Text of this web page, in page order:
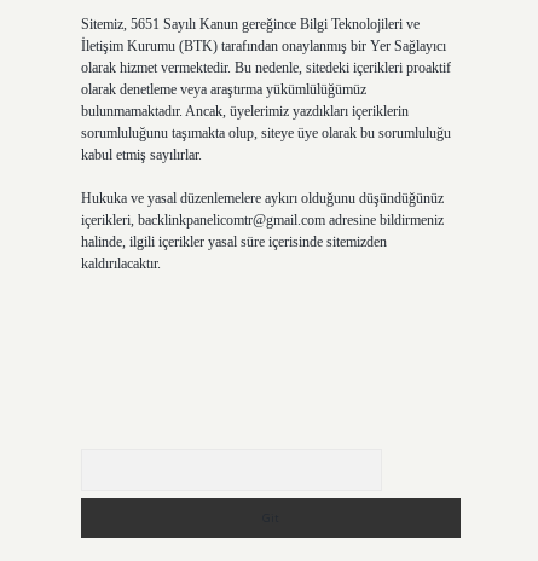
Sitemiz, 5651 Sayılı Kanun gereğince Bilgi Teknolojileri ve
İletişim Kurumu (BTK) tarafından onaylanmış bir Yer Sağlayıcı
olarak hizmet vermektedir. Bu nedenle, sitedeki içerikleri proaktif
olarak denetleme veya araştırma yükümlülüğümüz
bulunmamaktadır. Ancak, üyelerimiz yazdıkları içeriklerin
sorumluluğunu taşımakta olup, siteye üye olarak bu sorumluluğu
kabul etmiş sayılırlar.
Hukuka ve yasal düzenlemelere aykırı olduğunu düşündüğünüz
içerikleri, backlinkpanelicomtr@gmail.comadresine bildirmeniz
halinde, ilgili içerikler yasal süre içerisinde sitemizden
kaldırılacaktır.